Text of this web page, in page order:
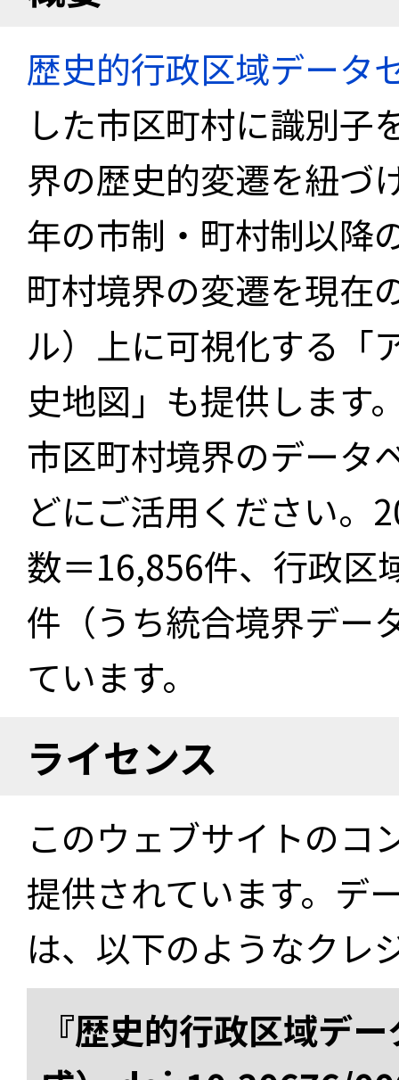
歴史的行政区域データ
した市区町村に識別子
界の歴史的変遷を紐づ
年の市制・町村制以降
町村境界の変遷を現在
ル）上に可視化する「
史地図」も提供します
市区町村境界のデータ
どにご活用ください。
数＝16,856件、行政区
件（うち統合境界デー
ています。
ライセンス
このウェブサイトのコ
提供されています。デ
は、以下のようなクレ
『歴史的行政区域デ